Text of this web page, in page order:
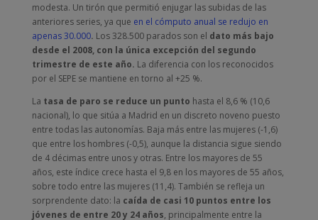
modesta. Un tirón que permitió enjugar las subidas de las
anteriores series, ya que en el cómputo anual se redujo en
apenas 30.000. Los 328.500 parados son el dato más bajo
desde el 2008, con la única excepción del segundo
trimestre de este año. La diferencia con los reconocidos
por el SEPE se mantiene en torno al +25 %.
La tasa de paro se reduce un punto hasta el 8,6 % (10,6
nacional), lo que sitúa a Madrid en un discreto noveno puesto
entre todas las autonomías. Baja más entre las mujeres (-1,6)
que entre los hombres (-0,5), aunque la distancia sigue siendo
de 4 décimas entre unos y otras. Entre los mayores de 55
años, este índice crece hasta el 9,8 en los mayores de 55 años,
sobre todo entre las mujeres (11,4). También se refleja un
sorprendente dato: la caída de casi 10 puntos entre los
jóvenes de entre 20 y 24 años, principalmente entre la